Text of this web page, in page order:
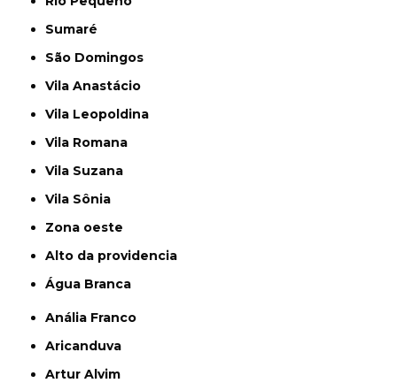
Sumaré
São Domingos
Vila Anastácio
Vila Leopoldina
Vila Romana
Vila Suzana
Vila Sônia
Zona oeste
alto da providencia
Água Branca
Anália Franco
Aricanduva
Artur Alvim